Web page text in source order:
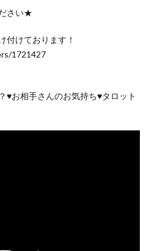
さい★
付けております！
1721427
♥お相手さんのお気持ち♥タロット